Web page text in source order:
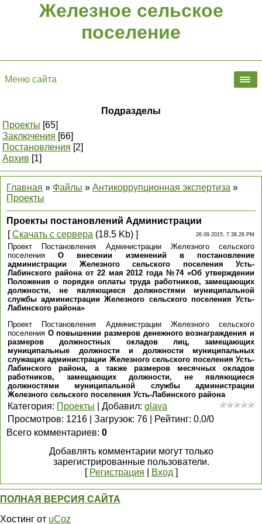
Железное сельское
поселение
Меню сайта
Подразделы
Проекты [65]
Заключения [66]
Постановления [2]
Архив [1]
Главная » Файлы » Антикоррупционная экспертиза »
Проекты
Проекты постановлений Администрации
[Скачать с сервера (18.5 Kb) ] 26.09.2015, 7.38.28 PM
Проект Постановления Администрации Железного сельского
поселенияО внесении изменений в постановление
администрации Железного сельского поселения Усть-
Лабинского района от 22 мая 2012 года №74 «Об утверждении
Положения о порядке оплаты труда работников, замещающих
должности, не являющиеся должностями муниципальной
службы администрации Железного сельского поселения Усть-
Лабинского района»
Проект Постановления Администрации Железного сельского
поселения О повышении размеров денежного вознаграждения и
размеров должностных окладов лиц, замещающих
муниципальные должности и должности муниципальных
служащих администрации Железного сельского поселения Усть-
Лабинского района, а также размеров месячных окладов
работников, замещающих должности, не являющиеся
должностями муниципальной службы администрации
Железного сельского поселения Усть-Лабинского района
Категория: Проекты Добавил: glava
Просмотров: 1216 Загрузок: 76 Рейтинг: 0.0/0
Всего комментариев: 0
Добавлять комментарии могут только
зарегистрированные пользователи.
[ Регистрация Вход ]
ПОЛНАЯ ВЕРСИЯ САЙТА
Хостинг от uCoz